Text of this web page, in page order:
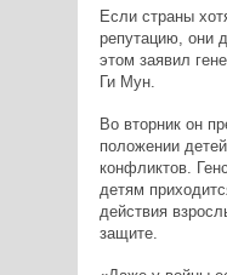
Если страны
репутацию, они
этом заявил
Ги Мун.
Во вторник он
положении
конфликтов.
детям
действия
защите.